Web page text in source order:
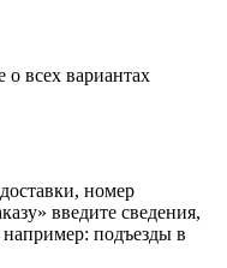
всех вариантах
номер
введите сведения,
например: подъезды в